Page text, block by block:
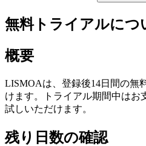
無料トライアルにつ
概要
LISMOAは、登録後14日間の無
けます。トライアル期間中はお
試しいただけます。
残り日数の確認